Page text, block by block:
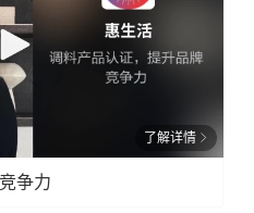
了解详情
争力